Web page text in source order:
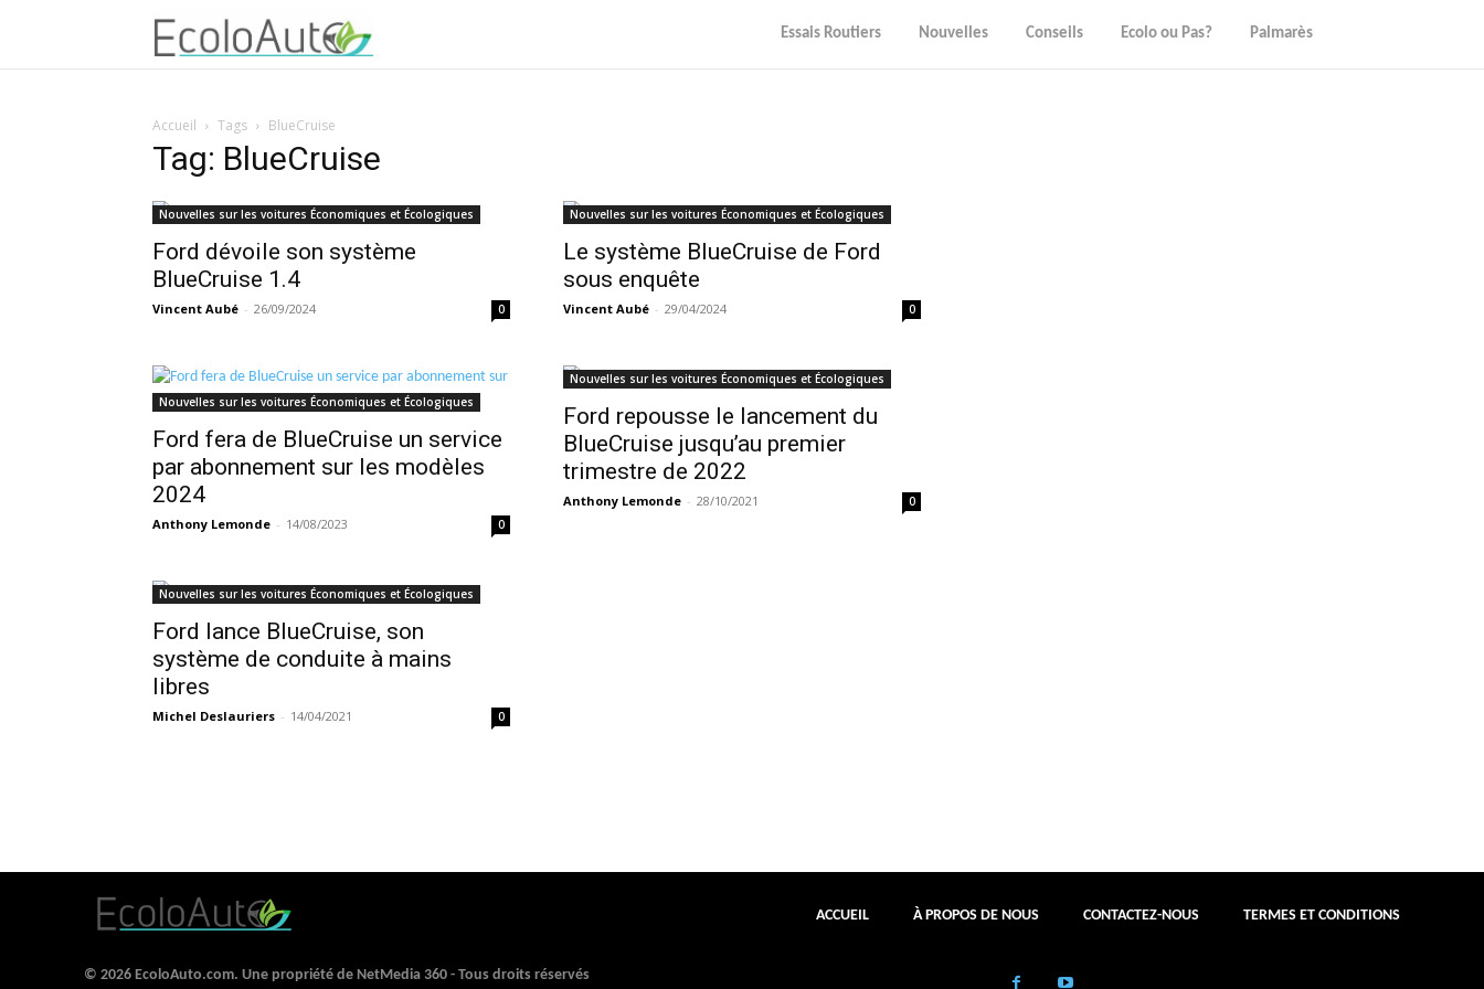
Essais Routiers Nouvelles Conseils Ecolo ou Pas? Palmarès
Accueil Tags BlueCruise
Tag: BlueCruise
Nouvelles sur les voitures Économiques et Écologiques
Ford dévoile son système
BlueCruise 1.4
Vincent Aubé - 26/09/2024 0
Nouvelles sur les voitures Économiques et Écologiques
Le système BlueCruise de Ford
sous enquête
Vincent Aubé - 29/04/2024 0
Nouvelles sur les voitures Économiques et Écologiques
Ford fera de BlueCruise un service
par abonnement sur les modèles
2024
Anthony Lemonde - 14/08/2023 0
Nouvelles sur les voitures Économiques et Écologiques
Ford repousse le lancement du
BlueCruise jusqu’au premier
trimestre de 2022
Anthony Lemonde - 28/10/2021 0
Nouvelles sur les voitures Économiques et Écologiques
Ford lance BlueCruise, son
système de conduite à mains
libres
Michel Deslauriers - 14/04/2021 0
ACCUEIL À PROPOS DE NOUS CONTACTEZ-NOUS TERMES ET CONDITIONS
© 2026 EcoloAuto.com. Une propriété de NetMedia 360 - Tous droits réservés